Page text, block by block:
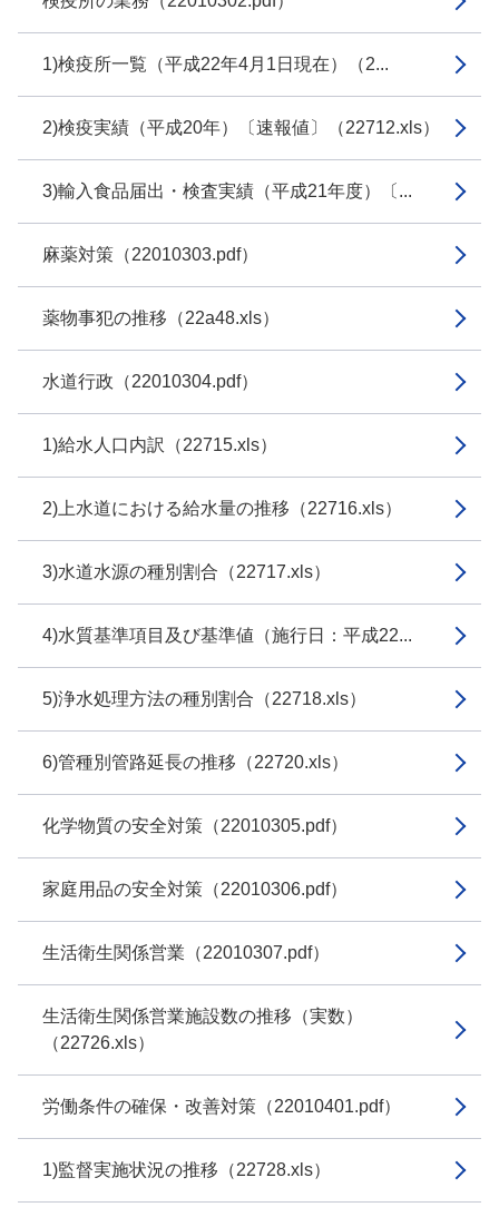
1)検疫所一覧（平成22年4月1日現在）（2...
2)検疫実績（平成20年）〔速報値〕（22712.xls）
3)輸入食品届出・検査実績（平成21年度）〔...
麻薬対策（22010303.pdf）
薬物事犯の推移（22a48.xls）
水道行政（22010304.pdf）
1)給水人口内訳（22715.xls）
2)上水道における給水量の推移（22716.xls）
3)水道水源の種別割合（22717.xls）
4)水質基準項目及び基準値（施行日：平成22...
5)浄水処理方法の種別割合（22718.xls）
6)管種別管路延長の推移（22720.xls）
化学物質の安全対策（22010305.pdf）
家庭用品の安全対策（22010306.pdf）
生活衛生関係営業（22010307.pdf）
生活衛生関係営業施設数の推移（実数）
（22726.xls）
労働条件の確保・改善対策（22010401.pdf）
1)監督実施状況の推移（22728.xls）